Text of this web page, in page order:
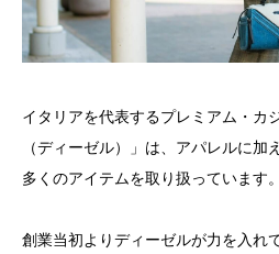
イタリアを代表するプレミアム・カ
（ディーゼル）」は、アパレルに加
多くのアイテムを取り扱っています。
創業当初よりディーゼルが力を入れ